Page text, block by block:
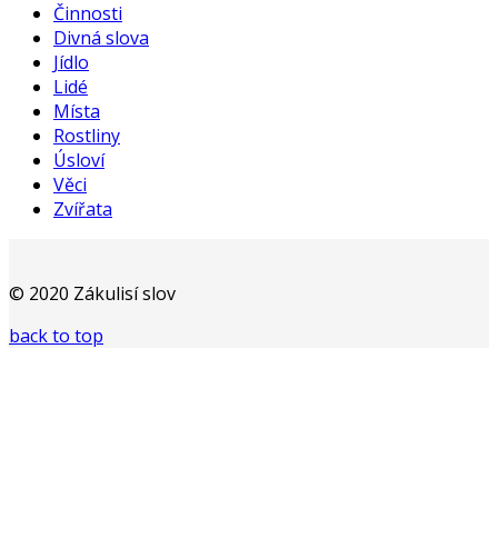
Činnosti
Divná slova
Jídlo
Lidé
Místa
Rostliny
Úsloví
Věci
Zvířata
© 2020 Zákulisí slov
back to top